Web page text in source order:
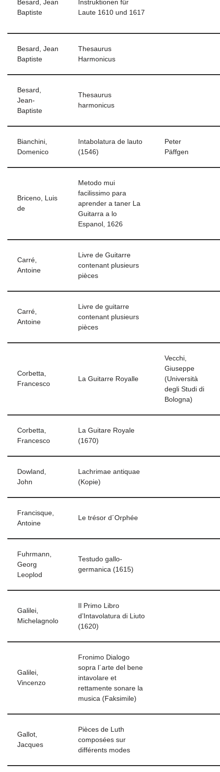
Besard, Jean
Baptiste
Instruktionen für
Laute 1610 und 1617
Besard, Jean
Baptiste
Thesaurus
Harmonicus
Besard,
Jean-
Baptiste
Thesaurus
harmonicus
Bianchini,
Domenico
Intabolatura de lauto
(1546)
Peter
Päffgen
Briceno, Luis
de
Metodo mui
facilissimo para
aprender a taner La
Guitarra a lo
Espanol, 1626
Carré,
Antoine
Livre de Guitarre
contenant plusieurs
pièces
Carré,
Antoine
Livre de guitarre
contenant plusieurs
pièces
Corbetta,
Francesco
La Guitarre Royalle
Vecchi,
Giuseppe
(Università
degli Studi di
Bologna)
Corbetta,
Francesco
La Guitare Royale
(1670)
Dowland,
John
Lachrimae antiquae
(Kopie)
Francisque,
Antoine
Le trésor d´Orphée
Fuhrmann,
Georg
Leoplod
Testudo gallo-
germanica (1615)
Galilei,
Michelagnolo
Il Primo Libro
d’Intavolatura di Liuto
(1620)
Galilei,
Vincenzo
Fronimo Dialogo
sopra l´arte del bene
intavolare et
rettamente sonare la
musica (Faksimile)
Gallot,
Jacques
Pièces de Luth
composées sur
différents modes